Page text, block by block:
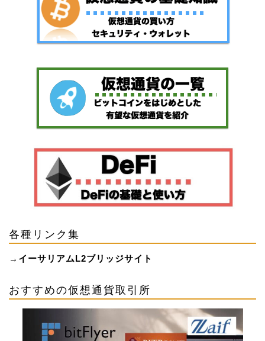
各種リンク集
→ イーサリアムL2ブリッジサイト
おすすめの仮想通貨取引所